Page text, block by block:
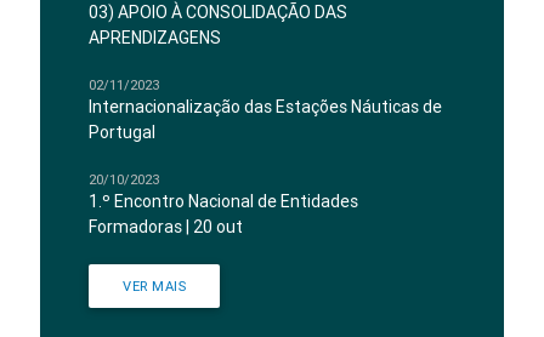
03) APOIO À CONSOLIDAÇÃO DAS
APRENDIZAGENS
02/11/2023
Internacionalização das Estações Náuticas de
Portugal
20/10/2023
1.º Encontro Nacional de Entidades
Formadoras | 20 out
VER MAIS